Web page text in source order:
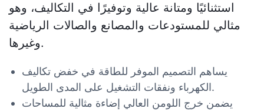
استثنائيًا ومتانة عالية وتوفيرًا في التكاليف، وهو
مثالي للمستودعات والمصانع والصالات الرياضية
وغيرها.
يساهم التصميم الموفر للطاقة في خفض تكاليف
الكهرباء ونفقات التشغيل على المدى الطويل.
يضمن خرج اللومن العالي إضاءة مثالية للمساحات